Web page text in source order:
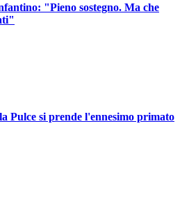
"Pieno sostegno. Ma che
Pulce si prende l'ennesimo primato